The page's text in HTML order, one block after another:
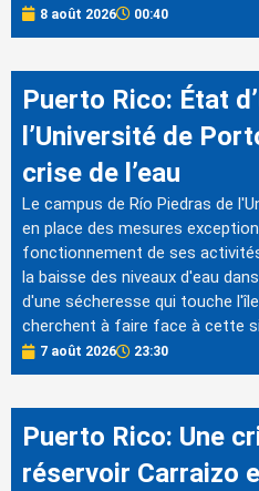
8 août 2026 00:40
Puerto Rico: État
l’Université de
crise de l’eau
Le campus de Río Piedras de
en place des mesures
fonctionnement de ses
la baisse des niveaux d'eau
d'une sécheresse qui touche
cherchent à faire face à cette
7 août 2026 23:30
Puerto Rico: Une
réservoir Carraizo